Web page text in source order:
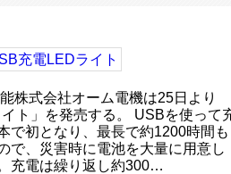
株式会社オーム電機は25日より
ト」を発売する。 USBを使って
で初となり、最長で約1200時間も
で、災害時に電池を大量に用意し
充電は繰り返し約300…